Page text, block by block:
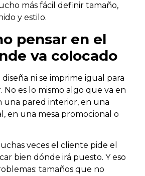
más fácil definir tamaño,
y estilo.
pensar en el
va colocado
diseña ni se imprime igual para
es lo mismo algo que va en
una pared interior, en una
en una mesa promocional o
veces el cliente pide el
bien dónde irá puesto. Y eso
tamaños que no